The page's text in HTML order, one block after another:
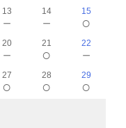
13
－
14
－
15
○
20
－
21
○
22
－
27
○
28
○
29
○